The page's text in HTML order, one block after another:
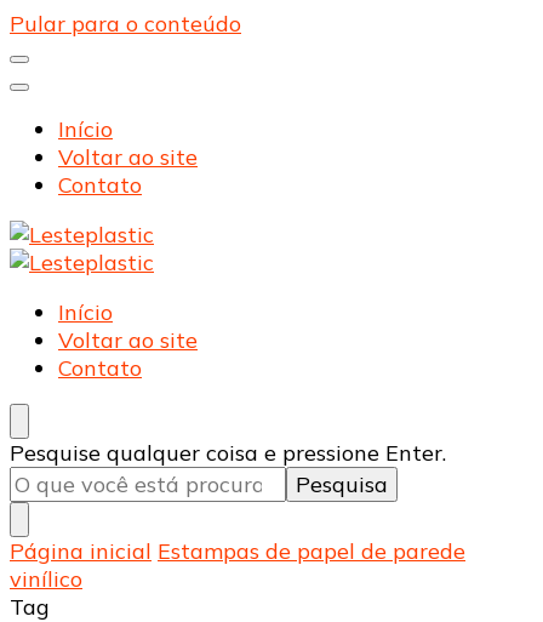
Pular para o conteúdo
Início
Voltar ao site
Contato
Lesteplastic
Blog – Lesteplastic
Lesteplastic
Blog – Lesteplastic
Início
Voltar ao site
Contato
Procurando
algo?
Pesquise qualquer coisa e pressione Enter.
Página inicial Estampas de papel de parede
vinílico
Tag